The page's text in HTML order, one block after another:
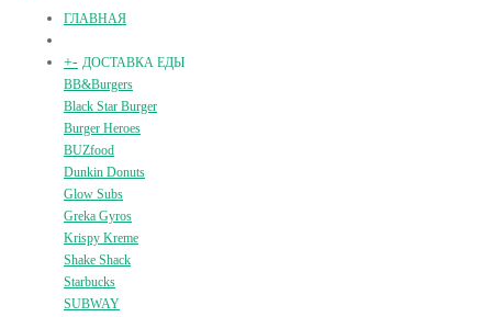
ГЛАВНАЯ
+- ДОСТАВКА ЕДЫ
BB&Burgers
Black Star Burger
Burger Heroes
BUZfood
Dunkin Donuts
Glow Subs
Greka Gyros
Krispy Kreme
Shake Shack
Starbucks
SUBWAY